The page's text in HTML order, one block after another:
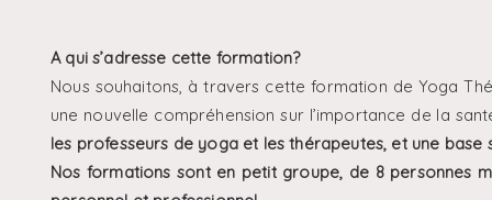
A qui s’adresse cette formation?
Nous souhaitons, à travers cette formation de Yoga
une nouvelle compréhension sur l’importance de la
les professeurs de yoga et les thérapeutes, et une
Nos formations sont en petit groupe, de 8 personnes